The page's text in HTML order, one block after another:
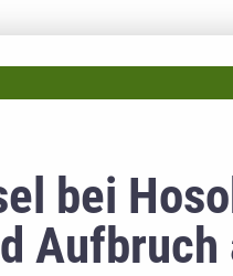
bei